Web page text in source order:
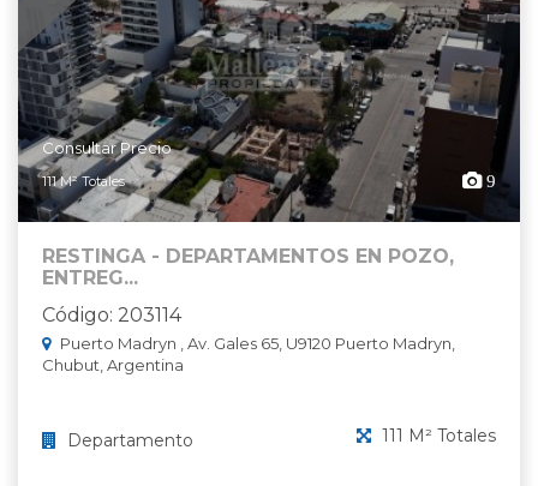
Consultar Precio
111 M² Totales 9
RESTINGA - DEPARTAMENTOS EN POZO,
ENTREG...
Código: 203114
Puerto Madryn , Av. Gales 65, U9120 Puerto Madryn,
Chubut, Argentina
Departamento 111 M² Totales